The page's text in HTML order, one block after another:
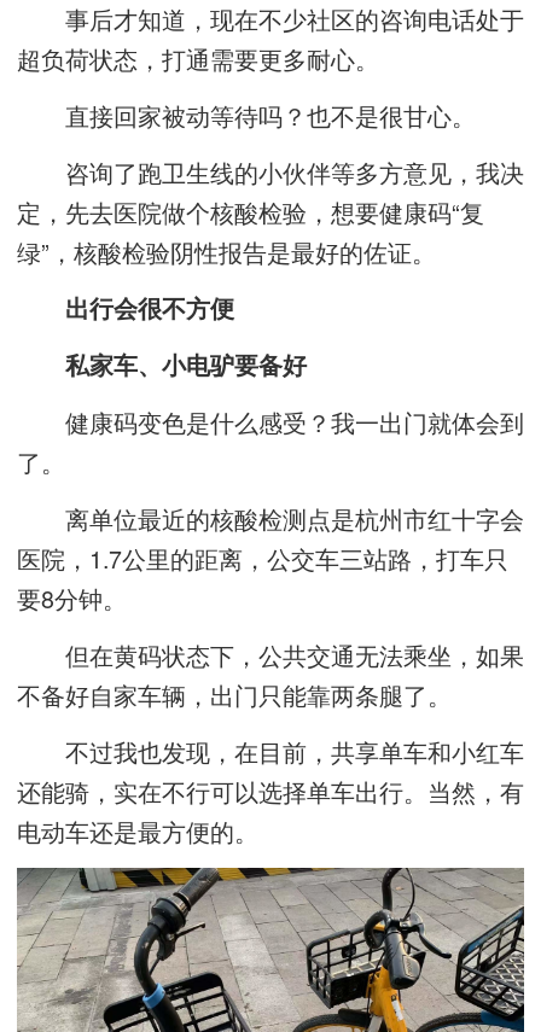
事后才知道，现在不少社区的咨询电话处于
超负荷状态，打通需要更多耐心。
直接回家被动等待吗？也不是很甘心。
咨询了跑卫生线的小伙伴等多方意见，我决
定，先去医院做个核酸检验，想要健康码“复
绿”，核酸检验阴性报告是最好的佐证。
出行会很不方便
私家车、小电驴要备好
健康码变色是什么感受？我一出门就体会到
了。
离单位最近的核酸检测点是杭州市红十字会
医院，1.7公里的距离，公交车三站路，打车只
要8分钟。
但在黄码状态下，公共交通无法乘坐，如果
不备好自家车辆，出门只能靠两条腿了。
不过我也发现，在目前，共享单车和小红车
还能骑，实在不行可以选择单车出行。当然，有
电动车还是最方便的。